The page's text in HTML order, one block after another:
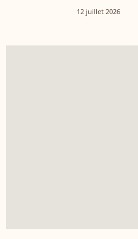
12 juillet 2026